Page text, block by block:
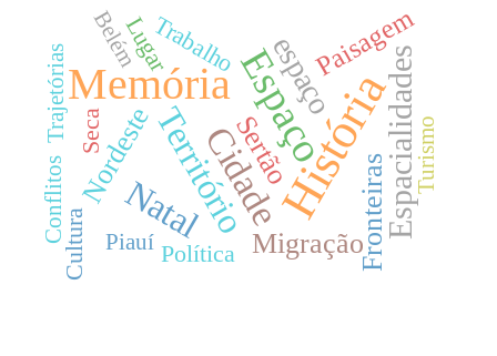
História
MemóriaEspaço
Cidade
Território
Natal Espacialidades
espaço
MigraçãoFronteiras
Sertão
Nordeste
Paisagem
Trabalho
Seca
Política
Lugar
Cultura
Trajetórias
Piauí
Conflitos
Belém
Turismo